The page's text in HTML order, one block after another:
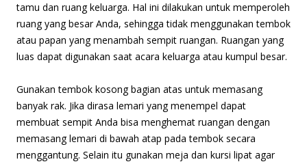
tamu dan ruang keluarga. Hal ini dilakukan untuk memperoleh
ruang yang besar Anda, sehingga tidak menggunakan tembok
atau papan yang menambah sempit ruangan. Ruangan yang
luas dapat digunakan saat acara keluarga atau kumpul besar.
Gunakan tembok kosong bagian atas untuk memasang
banyak rak. Jika dirasa lemari yang menempel dapat
membuat sempit Anda bisa menghemat ruangan dengan
memasang lemari di bawah atap pada tembok secara
menggantung. Selain itu gunakan meja dan kursi lipat agar